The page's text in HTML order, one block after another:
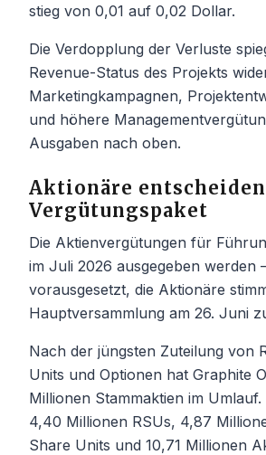
stieg von 0,01 auf 0,02 Dollar.
Die Verdopplung der Verluste
Revenue-Status des Projekts
Marketingkampagnen,
und höhere
Ausgaben nach oben.
Aktionäre
Vergütungspaket
Die Aktienvergütungen für
im Juli 2026 ausgegeben werden
vorausgesetzt, die Aktionäre
Hauptversammlung am 26. Juni
Nach der jüngsten Zuteilung von
Units und Optionen hat Graphite
Millionen Stammaktien im
4,40 Millionen RSUs, 4,87
Share Units und 10,71 Millionen